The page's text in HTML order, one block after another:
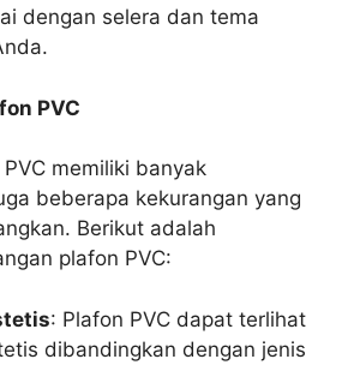
dengan selera dan tema
PVC
memiliki banyak
beberapa kekurangan yang
Berikut adalah
plafon PVC:
: Plafon PVC dapat terlihat
dibandingkan dengan jenis